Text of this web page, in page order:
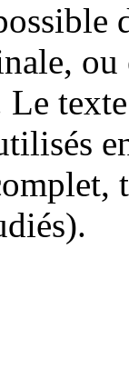
ou
Le